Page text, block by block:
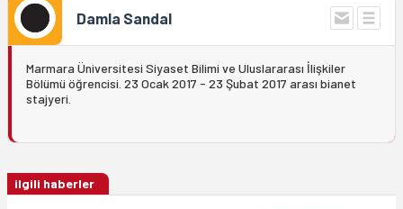
Damla Sandal
Marmara Üniversitesi Siyaset Bilimi ve Uluslararası İlişkiler
Bölümü öğrencisi. 23 Ocak 2017 - 23 Şubat 2017 arası bianet
stajyeri.
ilgili haberler